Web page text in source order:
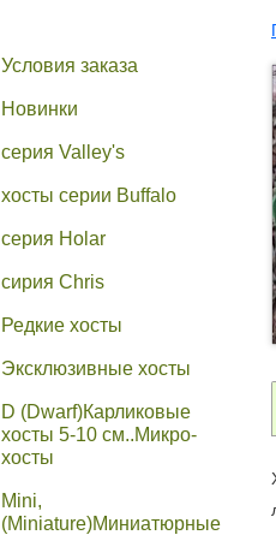
Условия заказа
Новинки
серия Valley's
хосты серии Buffalo
серия Holar
сирия Chris
Редкие хосты
Эксклюзивные хосты
D (Dwarf)Карликовые
хосты 5-10 см..Микро-
хосты
Mini,
(Miniature)Миниатюрные